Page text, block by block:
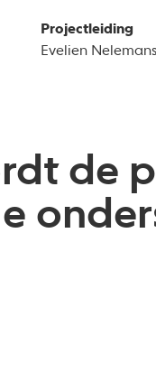
Projectleiding
Evelien
de